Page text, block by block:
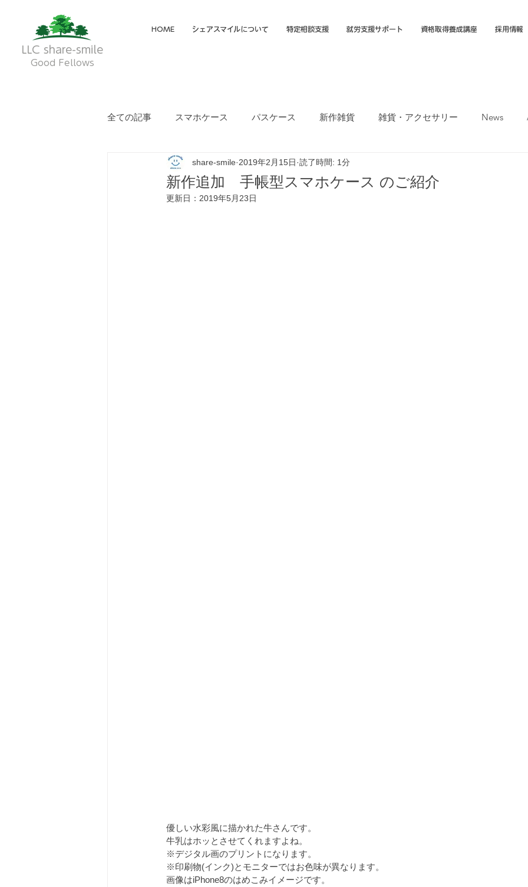
LLC share-smile
Good Fellows
HOME シェアスマイルについて 特定相談支援 就労支援サポート 資格取得養成講座 採用情報
全ての記事 スマホケース パスケース 新作雑貨 雑貨・アクセサリー News
メイディア掲載・動画 フクオカTシャツマーケット
新作追加 手帳型スマホケース のご紹介
share-smile 2019年2月15日 読了時間: 1分
更新日： 2019年5月23日
優しい水彩風に描かれた牛さんです。
牛乳はホッとさせてくれますよね。
※デジタル画のプリントになります。
※印刷物(インク)とモニターではお色味が異なります。
画像はiPhone8のはめこみイメージです。